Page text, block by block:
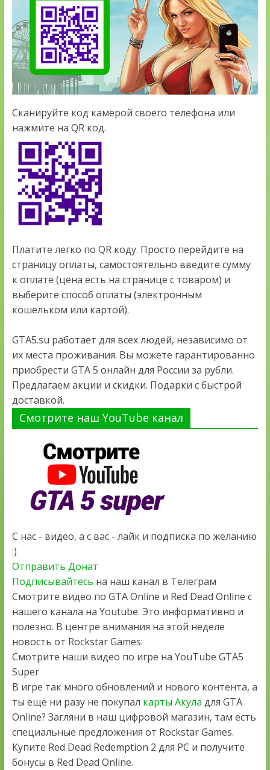
Сканируйте код камерой своего телефона или
нажмите на QR код.
Платите легко по QR коду. Просто перейдите на
страницу оплаты, самостоятельно введите сумму
к оплате (цена есть на странице с товаром) и
выберите способ оплаты (электронным
кошельком или картой).
GTA5.su работает для всех людей, независимо от
их места проживания. Вы можете гарантированно
приобрести GTA 5 онлайн для России за рубли.
Предлагаем акции и скидки. Подарки с быстрой
доставкой.
Смотрите наш YouTube канал
С нас - видео, а с вас - лайк и подписка по желанию
:)
Отправить Донат
Подписывайтесь на наш канал в Телеграм
Смотрите видео по GTA Online и Red Dead Online с
нашего канала на Youtube. Это информативно и
полезно. В центре внимания на этой неделе
новость от Rockstar Games:
Смотрите наши видео по игре на YouTube GTA5
Super
В игре так много обновлений и нового контента, а
ты ещё ни разу не покупал карты Акула для GTA
Online? Загляни в наш цифровой магазин, там есть
специальные предложения от Rockstar Games.
Купите Red Dead Redemption 2 для PC и получите
бонусы в Red Dead Online.